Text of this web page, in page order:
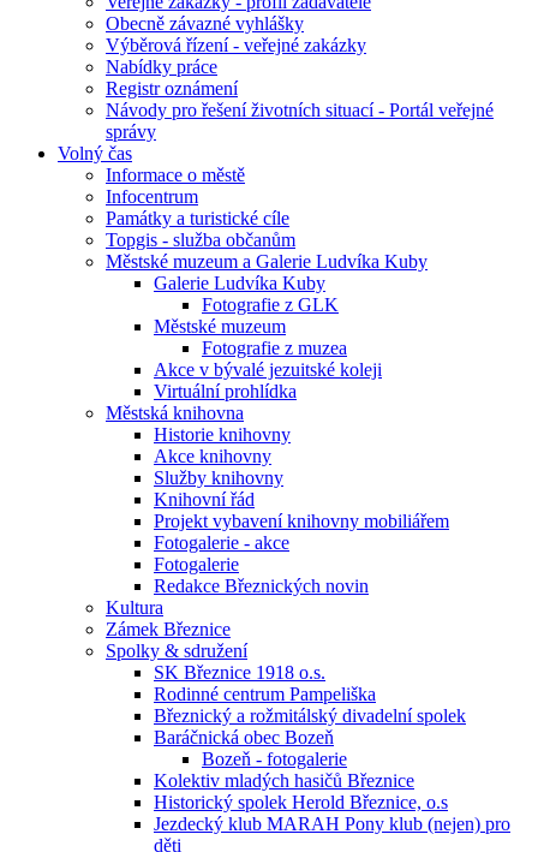
Obecně závazné vyhlášky
Výběrová řízení - veřejné zakázky
Nabídky práce
Registr oznámení
Návody pro řešení životních situací - Portál veřejné
správy
Volný čas
Informace o městě
Infocentrum
Památky a turistické cíle
Topgis - služba občanům
Městské muzeum a Galerie Ludvíka Kuby
Galerie Ludvíka Kuby
Fotografie z GLK
Městské muzeum
Fotografie z muzea
Akce v bývalé jezuitské koleji
Virtuální prohlídka
Městská knihovna
Historie knihovny
Akce knihovny
Služby knihovny
Knihovní řád
Projekt vybavení knihovny mobiliářem
Fotogalerie - akce
Fotogalerie
Redakce Březnických novin
Kultura
Zámek Březnice
Spolky & sdružení
SK Březnice 1918 o.s.
Rodinné centrum Pampeliška
Březnický a rožmitálský divadelní spolek
Baráčnická obec Bozeň
Bozeň - fotogalerie
Kolektiv mladých hasičů Březnice
Historický spolek Herold Březnice, o.s
Jezdecký klub MARAH Pony klub (nejen) pro
děti